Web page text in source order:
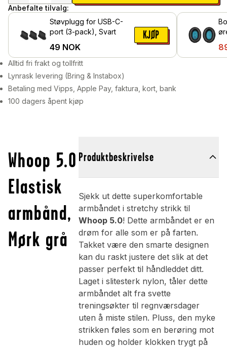
Anbefalte tilvalg:
Støvplugg for USB-C-
port (3-pack), Svart
49 NOK
KJØP
Alltid fri frakt og tollfritt
Lynrask levering (Bring & Instabox)
Betaling med Vipps, Apple Pay, faktura, kort, bank
100 dagers åpent kjøp
Whoop 5.0
Elastisk
armbånd,
Mørk grå
Produktbeskrivelse
Sjekk ut dette superkomfortable
armbåndet i stretchy strikk til
Whoop 5.0! Dette armbåndet er en
drøm for alle som er på farten.
Takket være den smarte designen
kan du raskt justere det slik at det
passer perfekt til håndleddet ditt.
Laget i slitesterk nylon, tåler dette
armbåndet alt fra svette
treningsøkter til regnværsdager
uten å miste stilen. Pluss, den myke
strikken føles som en berøring mot
huden og holder klokken trygt på